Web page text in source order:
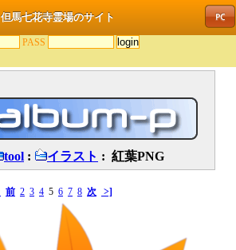
但馬七花寺霊場のサイト
PASS
tool : イラスト : 紅葉PNG
前 2 3 4 5 6 7 8 次 >]